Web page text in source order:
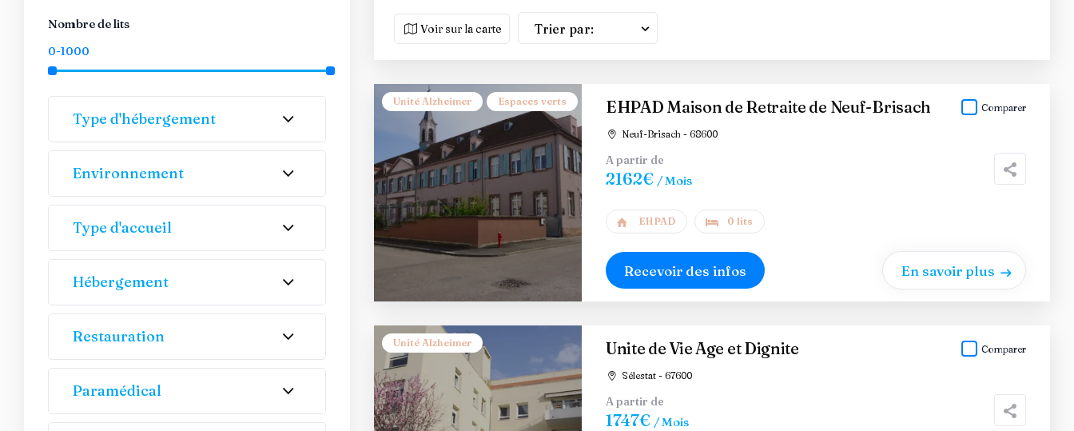
Voir sur la carte Trier par:
Unité Alzheimer Espaces verts EHPAD Maison de Retraite de Neuf-Brisach
Neuf-Brisach - 68600
Comparer
A partir de
2162€ / Mois
EHPAD 0 lits
Recevoir des infos En savoir plus
Unité Alzheimer Unite de Vie Age et Dignite
Sélestat - 67600
Comparer
A partir de
1747€ / Mois
Nombre de lits
Type d'hébergement
Environnement
Type d'accueil
Hébergement
Restauration
Paramédical